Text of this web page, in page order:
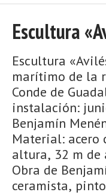
Escultura
Escultura
marítimo de la
Conde de
instalación:
Benjamín
Material: acero
altura, 32 m de
Obra de
ceramista,